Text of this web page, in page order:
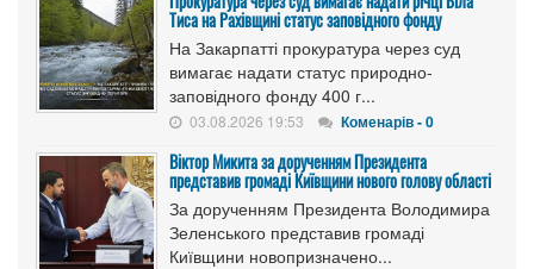
Тиса на Рахівщині статус заповідного фонду
На Закарпатті прокуратура через суд
вимагає надати статус природно-
заповідного фонду 400 г...
03.08.2026 19:53 Коменарів - 0
Віктор Микита за дорученням Президента
представив громаді Київщини нового голову області
За дорученням Президента Володимира
Зеленського представив громаді
Київщини новопризначено...